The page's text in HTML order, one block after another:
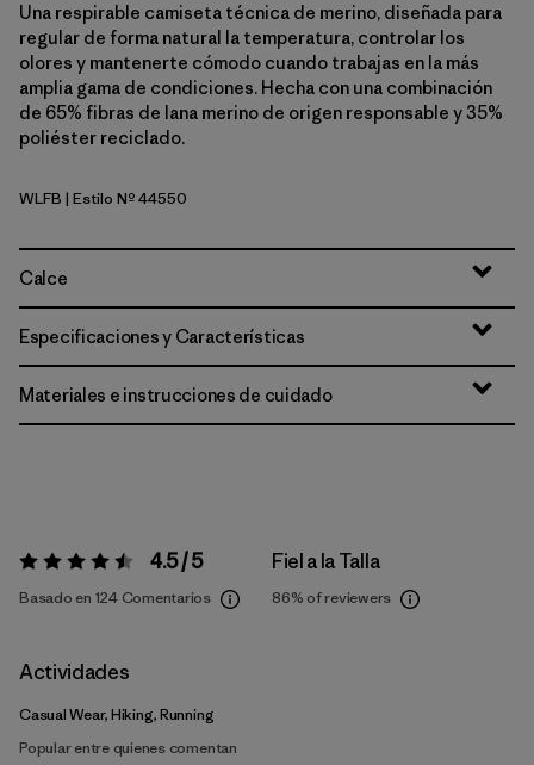
Una respirable camiseta técnica de merino, diseñada para
regular de forma natural la temperatura, controlar los
olores y mantenerte cómodo cuando trabajas en la más
amplia gama de condiciones. Hecha con una combinación
de 65% fibras de lana merino de origen responsable y 35%
poliéster reciclado.
Wolf Brown
WLFB | Estilo Nº 44550
Calce
Especificaciones y Características
Materiales e instrucciones de cuidado
Valoración:4.5 / 5 4.5 / 5
Basado en 124 Comentarios
Fiel a la Talla
86% of reviewers
Actividades
Casual Wear, Hiking, Running
Popular entre quienes comentan